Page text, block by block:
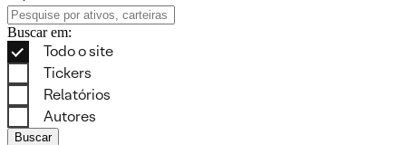
Buscar em:
Buscar